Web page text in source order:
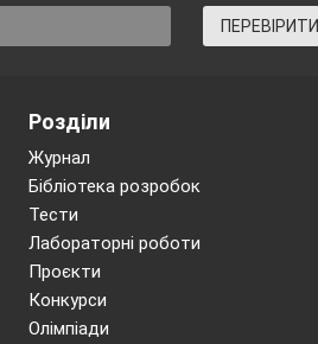
ПЕРЕВІРИТИ
Розділи
Журнал
Бібліотека розробок
Тести
Лабораторні роботи
Проєкти
Конкурси
Олімпіади